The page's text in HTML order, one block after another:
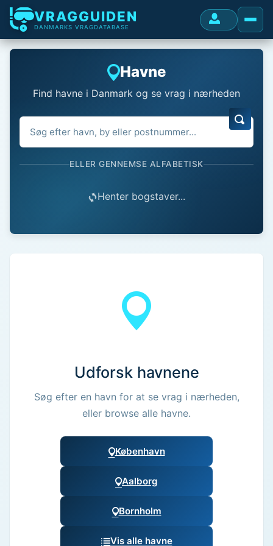
VRAGGUIDEN
DANMARKS VRAGDATABASE
Havne
Find havne i Danmark og se vrag i nærheden
ELLER GENNEMSE ALFABETISK
Henter bogstaver...
Udforsk havnene
Søg efter en havn for at se vrag i nærheden,
eller browse alle havne.
København
Aalborg
Bornholm
Vis alle havne